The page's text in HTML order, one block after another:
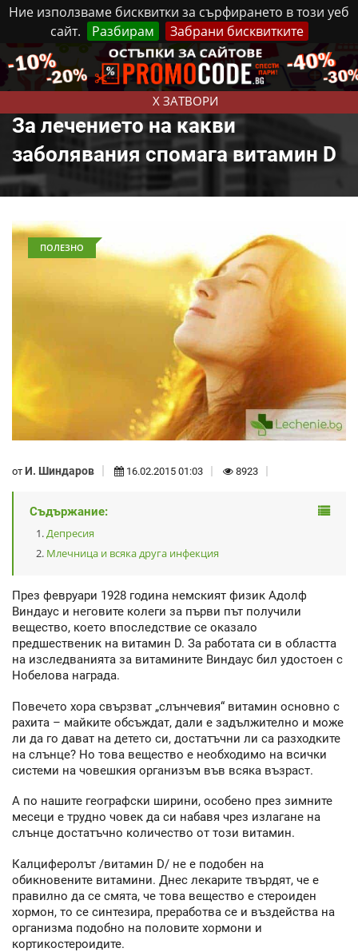
Ние използваме бисквитки за сърфирането в този уеб
сайт.
Разбирам Забрани бисквитките
X ЗАТВОРИ
Събота, 8 Август, 2026 Реклама Контакти
За лечението на какви
заболявания спомага витамин D
ПОЛЕЗНО
от И. Шиндаров 16.02.2015 01:03 8923
Съдържание:
Депресия
Млечница и всяка друга инфекция
През февруари 1928 година немският физик Адолф
Виндаус и неговите колеги за първи път получили
вещество, което впоследствие се оказало
предшественик на витамин D. За работата си в областта
на изследванията за витамините Виндаус бил удостоен с
Нобелова награда.
Повечето хора свързват „слънчевия“ витамин основно с
рахита – майките обсъждат, дали е задължително и може
ли да го дават на детето си, достатъчни ли са разходките
на слънце? Но това вещество е необходимо на всички
системи на човешкия организъм във всяка възраст.
А по нашите географски ширини, особено през зимните
месеци е трудно човек да си набавя чрез излагане на
слънце достатъчно количество от този витамин.
Калциферолът /витамин D/ не е подобен на
обикновените витамини. Днес лекарите твърдят, че е
правилно да се смята, че това вещество е стероиден
хормон, то се синтезира, преработва се и въздейства на
организма подобно на половите хормони и
кортикостероидите.